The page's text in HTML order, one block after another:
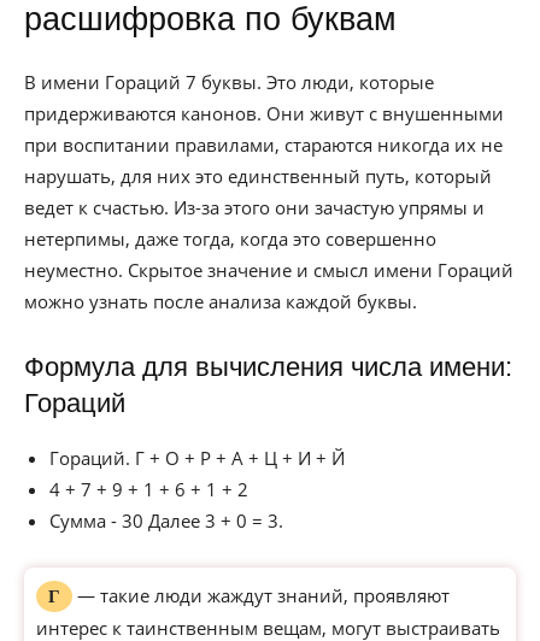
расшифровка по буквам
В имени Гораций 7 буквы. Это люди, которые
придерживаются канонов. Они живут с внушенными
при воспитании правилами, стараются никогда их не
нарушать, для них это единственный путь, который
ведет к счастью. Из-за этого они зачастую упрямы и
нетерпимы, даже тогда, когда это совершенно
неуместно. Скрытое значение и смысл имени Гораций
можно узнать после анализа каждой буквы.
Формула для вычисления числа имени:
Гораций
Гораций. Г + О + Р + А + Ц + И + Й
4 + 7 + 9 + 1 + 6 + 1 + 2
Сумма - 30 Далее 3 + 0 = 3.
Г
— такие люди жаждут знаний, проявляют
интерес к таинственным вещам, могут выстраивать